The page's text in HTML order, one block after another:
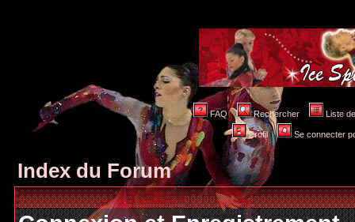
FAQ Rechercher Liste
Profil Se connecter
Index du Forum